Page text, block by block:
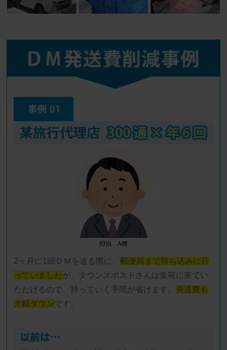
2ヶ月に1回ＤＭを送る際に、 郵便局まで持ち込みに行
っていました が、タウンズポストさんは集荷に来てい
ただけるので、持っていく手間が省けます。 発送費も
大幅ダウンです。